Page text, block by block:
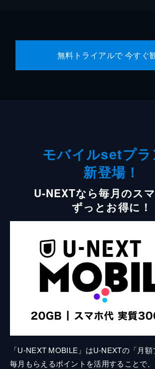
無料トライアルで 今すぐ
モバイルsetプ
新登場！
U-NEXTなら毎月のス
ずっとお得に！
「U-NEXT MOBILE」はU-NEXTの「月
毎月もらえるポイントを活用することで